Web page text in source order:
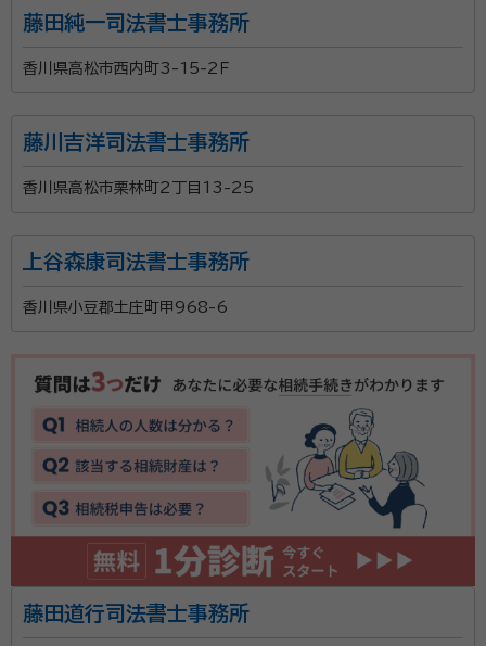
藤田純一司法書士事務所
香川県高松市西内町3-15-2Ｆ
藤川吉洋司法書士事務所
香川県高松市栗林町2丁目13-25
上谷森康司法書士事務所
香川県小豆郡土庄町甲968-6
藤田道行司法書士事務所